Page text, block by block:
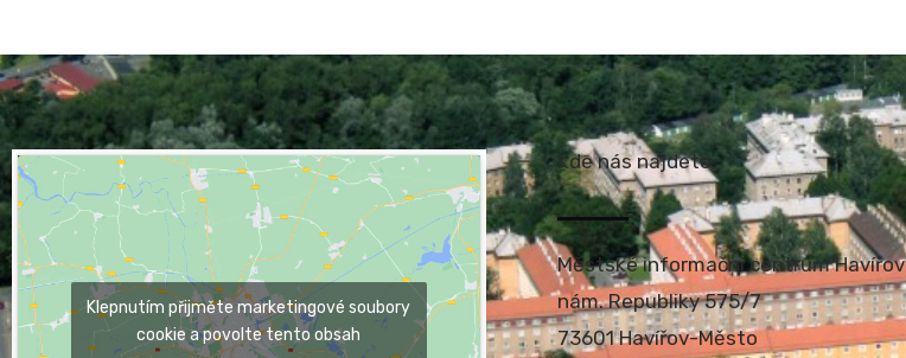
Klepnutím přijměte marketingové soubory
cookie a povolte tento obsah
Kde nás najdete
Městské informační centrum Havířov
nám. Republiky 575/7
73601 Havířov-Město